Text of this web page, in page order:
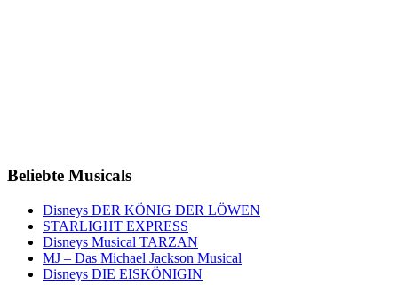
Beliebte Musicals
Disneys DER KÖNIG DER LÖWEN
STARLIGHT EXPRESS
Disneys Musical TARZAN
MJ – Das Michael Jackson Musical
Disneys DIE EISKÖNIGIN